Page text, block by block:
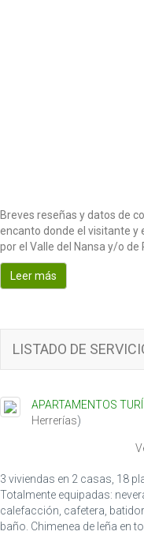
Breves reseñas y datos de
encanto donde el visitante y
por el Valle del Nansa y/o de
Leer más
LISTADO DE
APARTAMENTOS
Herrerías)
3 viviendas en 2 casas, 18
Totalmente equipadas:
calefacción, cafetera,
baño. Chimenea de leña en